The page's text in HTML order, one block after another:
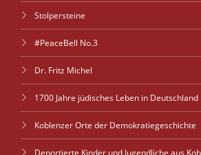
Stolpersteine
#PeaceBell No.3
Dr. Fritz Michel
1700 Jahre jüdisches Leben in Deutschland
Koblenzer Orte der Demokratiegeschichte
Deportierte Kinder und Jugendliche aus